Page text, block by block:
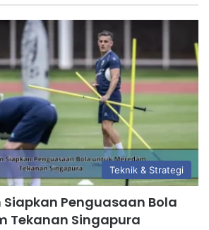
Teknik & Strategi
Penguasaan Bola
Tekanan Singapura